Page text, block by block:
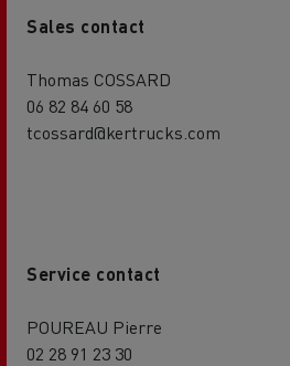
Sales contact
Thomas COSSARD
06 82 84 60 58
tcossard@kertrucks.com
Service contact
POUREAU Pierre
02 28 91 23 30